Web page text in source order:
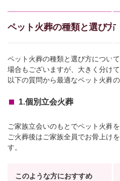
ペット火葬の種類と選び方
ペット火葬の種類と選び方につい
場合もございますが、大きく分け
以下の質問から最適なペット火葬
1.個別立会火葬
ご家族立会いのもとでペット火葬を
ご火葬後はご家族全員でお骨上げ
す。
このような方におすすめ